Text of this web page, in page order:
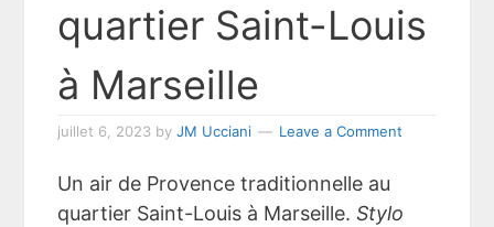
quartier Saint-Louis
à Marseille
juillet 6, 2023 byJM Ucciani Leave a Comment
Un air de Provence traditionnelle au
quartier Saint-Louis à Marseille.Stylo